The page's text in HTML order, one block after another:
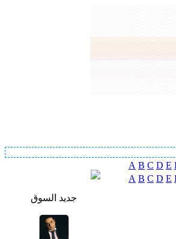
جديد السوق
A B C D E
A B C D E